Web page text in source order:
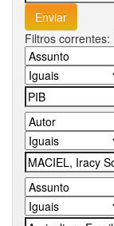
Filtros correntes: